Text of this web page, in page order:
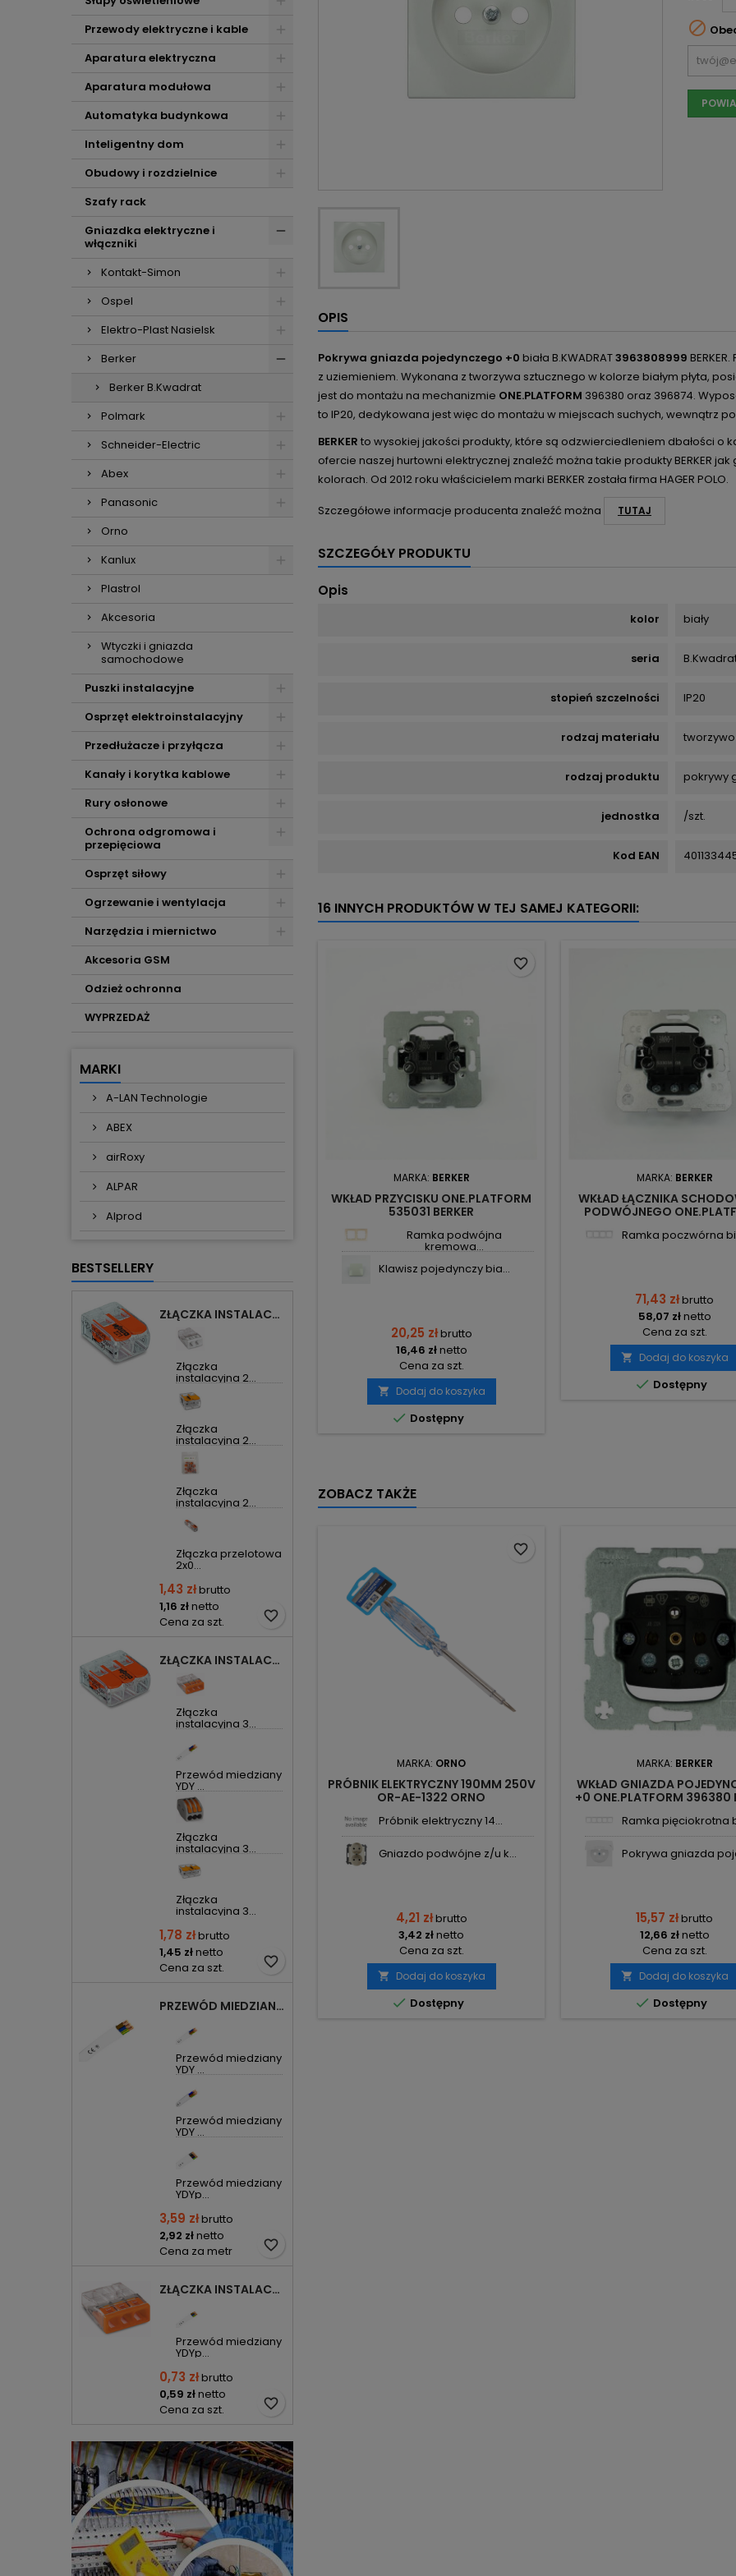
Przewody elektryczne i kable
Aparatura elektryczna
Aparatura modułowa
Automatyka budynkowa
Inteligentny dom
Obudowy i rozdzielnice
Szafy rack
Gniazdka elektryczne i
włączniki
Kontakt-Simon
Ospel
Elektro-Plast Nasielsk
Berker
Berker B.Kwadrat
Polmark
Schneider-Electric
Abex
Panasonic
Orno
Kanlux
Plastrol
Akcesoria
Wtyczki i gniazda
samochodowe
Puszki instalacyjne
Osprzęt elektroinstalacyjny
Przedłużacze i przyłącza
Kanały i korytka kablowe
Rury osłonowe
Ochrona odgromowa i
przepięciowa
Osprzęt siłowy
Ogrzewanie i wentylacja
Narzędzia i miernictwo
Akcesoria GSM
Odzież ochronna
WYPRZEDAŻ
MARKI
A-LAN Technologie
ABEX
airRoxy
ALPAR
Alprod
BESTSELLERY
ZŁĄCZKA INSTALACYJNA 2X UNIWERSALNA COMPACT 221-412 WAGO
Złączka
instalacyjna 2...
Złączka
instalacyjna 2...
Złączka
instalacyjna 2...
Złączka przelotowa
2x0...
1,43 złbrutto
1,16 złnetto
Cena za szt.
favorite_border
ZŁĄCZKA INSTALACYJNA 3X UNIWERSALNA COMPACT 221-413 WAGO
Złączka
instalacyjna 3...
Przewód miedziany
YDY ...
Złączka
instalacyjna 3...
Złączka
instalacyjna 3...
1,78 złbrutto
1,45 złnetto
Cena za szt.
favorite_border
PRZEWÓD MIEDZIANY YDYP DRUT 3X1,5MM2 ŻO 450/750V
Przewód miedziany
YDY ...
Przewód miedziany
YDY ...
Przewód miedziany
YDYp...
3,59 złbrutto
2,92 złnetto
Cena za metr
favorite_border
ZŁĄCZKA INSTALACYJNA 3X COMPACT POMARAŃCZOWA 2273-203 WAGO
Przewód miedziany
YDYp...
0,73 złbrutto
0,59 złnetto
Cena za szt.
favorite_border

OPIS
Pokrywa gniazda pojedynczego +0 biała B.KWADRAT3963808999
z uziemieniem. Wykonana z tworzywa sztucznego w kolorze białym płyta,
jest do montażu na mechanizmie ONE.PLATFORM 396380 oraz 396874.
to IP20, dedykowana jest więc do montażu w miejscach suchych, wewnątrz
BERKER to wysokiej jakości produkty, które są odzwierciedleniem dbałości o
ofercie naszej hurtowni elektrycznej znaleźć można takie produkty BERKER
kolorach. Od 2012 roku właścicielem marki BERKER została firma HAGER POLO.
Szczegółowe informacje producenta znaleźć można
TUTAJ
SZCZEGÓŁY PRODUKTU
Opis
kolor biały
seria
stopień szczelności IP20
rodzaj materiału
rodzaj produktu pokrywy
jednostka /szt.
Kod EAN
16 INNYCH PRODUKTÓW W TEJ SAMEJ KATEGORII:
MARKA: BERKER
WKŁAD PRZYCISKU ONE.PLATFORM
535031 BERKER
Ramka podwójna
kremowa...
Klawisz pojedynczy bia...
20,25 złbrutto
16,46 złnetto
Cena za szt.
 Dodaj do koszyka
 Dostępny
favorite_border
MARKA: BERKER
WKŁAD ŁĄCZNIKA
PODWÓJNEGO
Ramka poczwórna
71,43 złbrutto
58,07 złnetto
Cena za szt.
 Dodaj do koszyka
 Dostępny
ZOBACZ TAKŻE
MARKA: ORNO
PRÓBNIK ELEKTRYCZNY 190MM 250V
OR-AE-1322 ORNO
Próbnik elektryczny 14...
Gniazdo podwójne z/u k...
4,21 złbrutto
3,42 złnetto
Cena za szt.
 Dodaj do koszyka
 Dostępny
favorite_border
MARKA: BERKER
WKŁAD GNIAZDA
+0 ONE.PLATFORM 396380
Ramka pięciokrotna
Pokrywa gniazda
15,57 złbrutto
12,66 złnetto
Cena za szt.
 Dodaj do koszyka
 Dostępny